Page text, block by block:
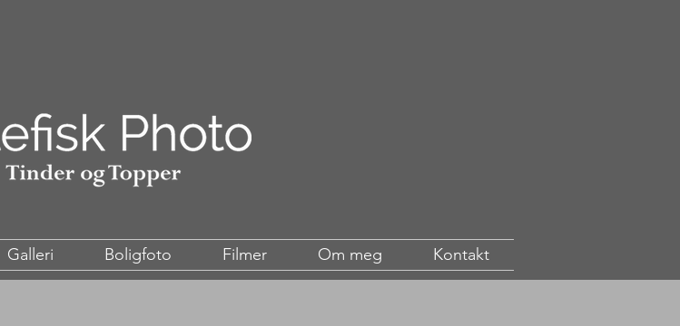
Galleri Boligfoto Filmer Om meg Kontakt